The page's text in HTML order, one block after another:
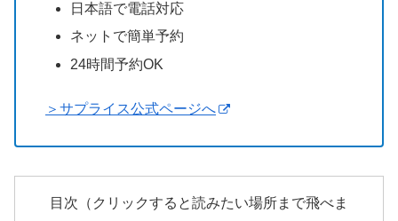
日本語で電話対応
ネットで簡単予約
24時間予約OK
＞サプライス公式ページへ
目次（クリックすると読みたい場所まで飛べま